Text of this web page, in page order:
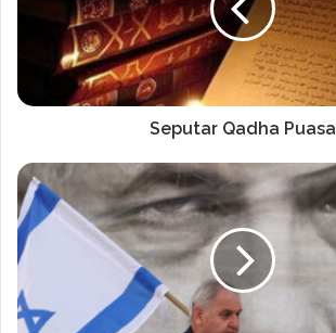
Seputar Qadha Puasa